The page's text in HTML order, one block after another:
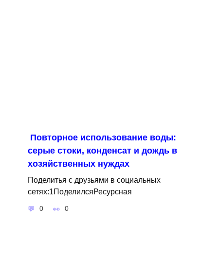
Повторное использование воды:
серые стоки, конденсат и дождь в
хозяйственных нуждах
Поделитья с друзьями в социальных
сетях:1ПоделилсяРесурсная
0 0